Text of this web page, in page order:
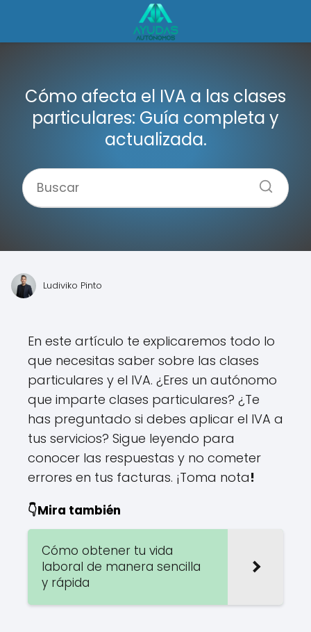
Cómo afecta el IVA a las clases
particulares: Guía completa y
actualizada.
Ludiviko Pinto
En este artículo te explicaremos todo lo
que necesitas saber sobre las clases
particulares y el IVA. ¿Eres un autónomo
que imparte clases particulares? ¿Te
has preguntado si debes aplicar el IVA a
tus servicios? Sigue leyendo para
conocer las respuestas y no cometer
errores en tus facturas. ¡Toma nota!
👇Mira también
Cómo obtener tu vida
laboral de manera sencilla
y rápida